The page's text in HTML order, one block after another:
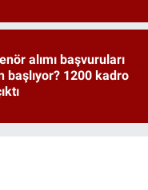
alımı başvuruları
başlıyor? 1200 kadro